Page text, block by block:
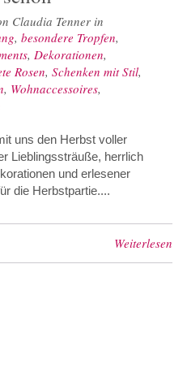
Claudia Tenner in
, besondere Tropfen,
, Dekorationen,
Rosen, Schenken mit Stil,
, Wohnaccessoires,
uns den Herbst voller
Lieblingssträuße, herrlich
und erlesener
die Herbstpartie....
Weiterlesen